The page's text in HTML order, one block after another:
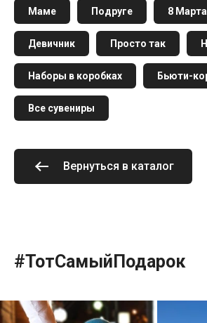
Маме Подруге 8 Марта
Девичник Просто так
Наборы в коробках Бьюти-
Все сувениры
Вернуться в каталог
#ТотСамыйПодарок